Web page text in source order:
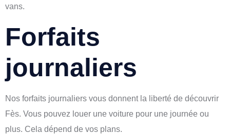
vans.
Forfaits
journaliers
Nos forfaits journaliers vous donnent la liberté de découvrir
Fès. Vous pouvez louer une voiture pour une journée ou
plus. Cela dépend de vos plans.